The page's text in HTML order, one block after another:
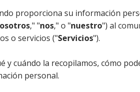
proporciona su información
," "nos," o "nuestro") al
o servicios ("Servicios").
cuándo la recopilamos, cómo
personal.